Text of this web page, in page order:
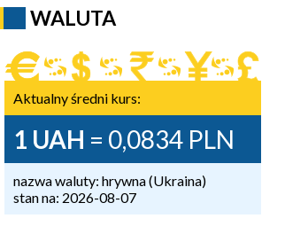
WALUTA
Aktualny średni kurs:
1 UAH = 0,0834 PLN
nazwa waluty: hrywna (Ukraina)
stan na: 2026-08-07